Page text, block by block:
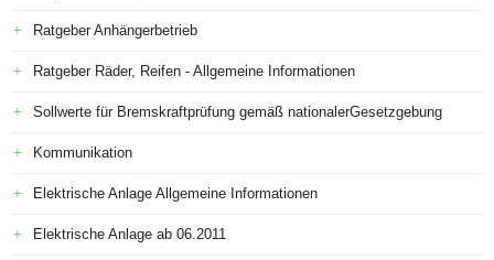
Ratgeber Anhängerbetrieb
Ratgeber Räder, Reifen - Allgemeine Informationen
Sollwerte für Bremskraftprüfung gemäß nationalerGesetzgebung
Kommunikation
Elektrische Anlage Allgemeine Informationen
Elektrische Anlage ab 06.2011